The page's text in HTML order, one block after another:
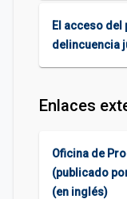
El acceso
delincuencia
Enlaces
Oficina de
(publicado
(en inglés)